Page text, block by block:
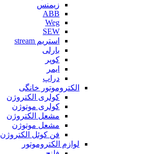
زیمنس
ABB
Weg
SEW
استریم stream
بارلی
کوپر
ایمر
دراپ
الکتروموتور خانگی
کولری الکتروژن
کولری موتوژن
مشعل الکتروژن
مشعل موتوژن
فن کوئل الکتروژن
لوازم الکتروموتور